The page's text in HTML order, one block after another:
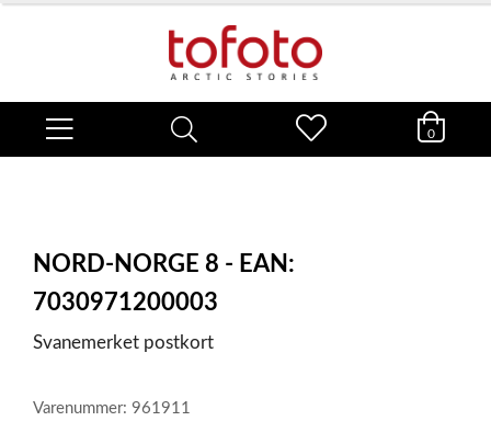
0
NORD-NORGE 8 - EAN:
7030971200003
Svanemerket postkort
Varenummer: 961911